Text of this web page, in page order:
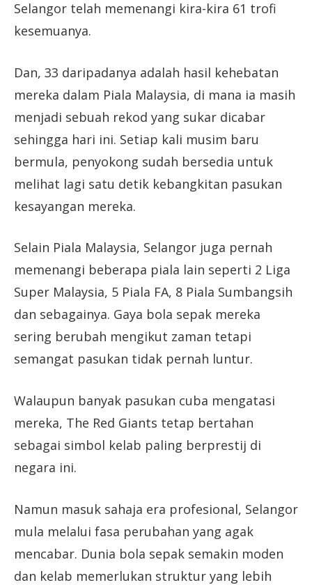
Selangor telah memenangi kira-kira 61 trofi
kesemuanya.
Dan, 33 daripadanya adalah hasil kehebatan
mereka dalam Piala Malaysia, di mana ia masih
menjadi sebuah rekod yang sukar dicabar
sehingga hari ini. Setiap kali musim baru
bermula, penyokong sudah bersedia untuk
melihat lagi satu detik kebangkitan pasukan
kesayangan mereka.
Selain Piala Malaysia, Selangor juga pernah
memenangi beberapa piala lain seperti 2 Liga
Super Malaysia, 5 Piala FA, 8 Piala Sumbangsih
dan sebagainya. Gaya bola sepak mereka
sering berubah mengikut zaman tetapi
semangat pasukan tidak pernah luntur.
Walaupun banyak pasukan cuba mengatasi
mereka, The Red Giants tetap bertahan
sebagai simbol kelab paling berprestij di
negara ini.
Namun masuk sahaja era profesional, Selangor
mula melalui fasa perubahan yang agak
mencabar. Dunia bola sepak semakin moden
dan kelab memerlukan struktur yang lebih